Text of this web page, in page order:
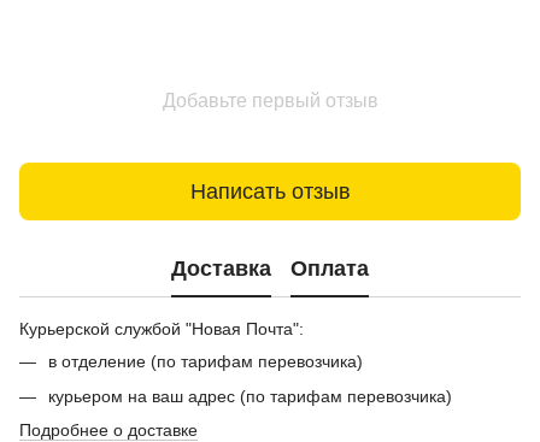
Добавьте первый отзыв
Написать отзыв
Доставка Оплата
Курьерской службой "Новая Почта":
в отделение (по тарифам перевозчика)
курьером на ваш адрес (по тарифам перевозчика)
Подробнее о доставке